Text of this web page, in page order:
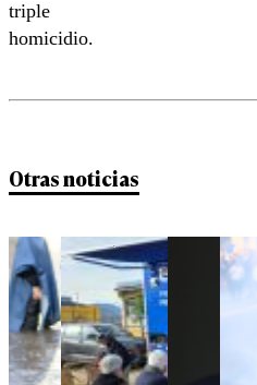
triple
homicidio.
Otras noticias